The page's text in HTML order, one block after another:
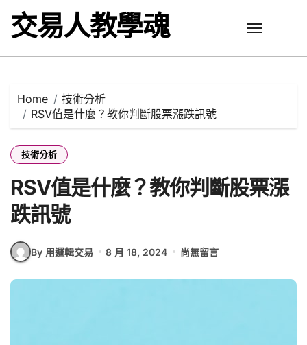
content
交易人教學魂
Home
技術分析
RSV值是什麼？教你判斷股票漲跌訊號
技術分析
RSV值是什麼？教你判斷股票漲
跌訊號
By 用邏輯交易 8 月 18, 2024 尚無留言